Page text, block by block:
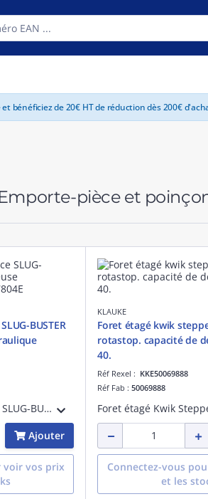
bénéficiez de 20€ HT de réduction dès 200€
pièce et
BUSTER
Coffret d'emporte-pièce SLUG-BUSTER ISO 16+20+25+32+40 avec poinçonneuse hydraulique manuelle 7804E tête longitudinale
Ajouter
voir vos prix
KLAUKE
Foret étagé kwik
rotastop. capacité de
40.
Réf Rexel : KKE50069888
Réf Fab : 50069888
Connectez-vous
et les